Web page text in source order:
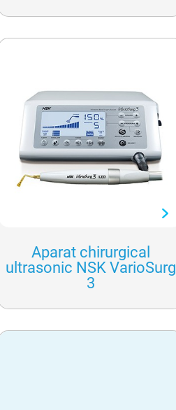
Aparat chirurgical
ultrasonic NSK VarioSurg
3